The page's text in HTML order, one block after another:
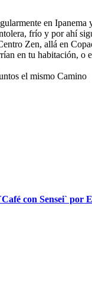
en
frío y por ahí
Zen, allá en
en tu habitación,
el mismo Camino
con Sensei` por